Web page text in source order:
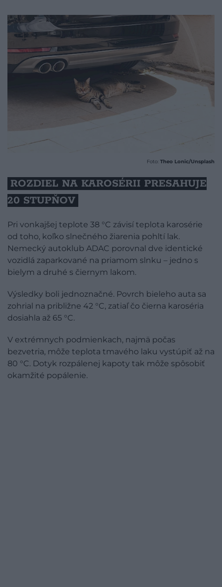
Foto: Theo Lonic/Unsplash
ROZDIEL NA KAROSÉRII PRESAHUJE
20 STUPŇOV
Pri vonkajšej teplote 38 °C závisí teplota karosérie
od toho, koľko slnečného žiarenia pohltí lak.
Nemecký autoklub ADAC porovnal dve identické
vozidlá zaparkované na priamom slnku – jedno s
bielym a druhé s čiernym lakom.
Výsledky boli jednoznačné. Povrch bieleho auta sa
zohrial na približne 42 °C, zatiaľ čo čierna karoséria
dosiahla až 65 °C.
V extrémnych podmienkach, najmä počas
bezvetria, môže teplota tmavého laku vystúpiť až na
80 °C. Dotyk rozpálenej kapoty tak môže spôsobiť
okamžité popálenie.